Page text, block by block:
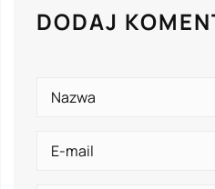
DODAJ